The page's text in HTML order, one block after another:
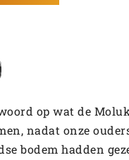
op wat de
nadat onze
bodem hadden